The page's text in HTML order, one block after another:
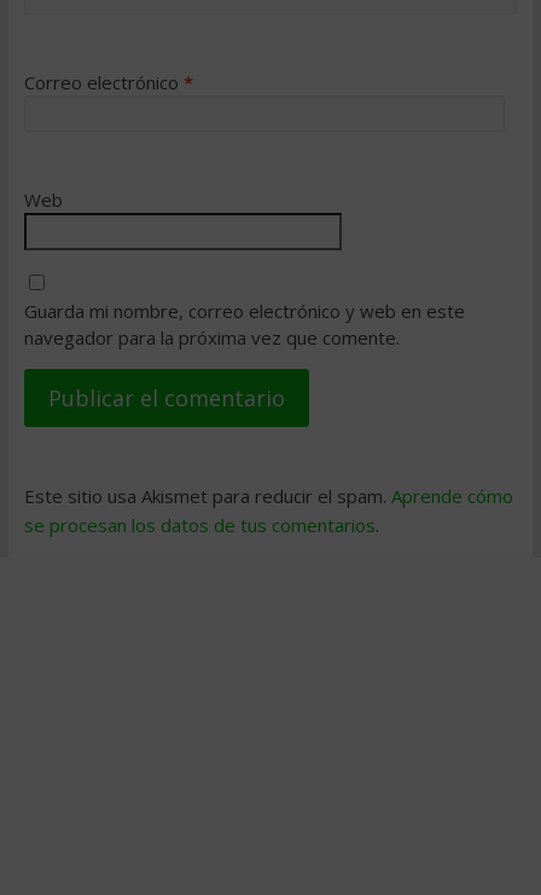
Correo electrónico *
Web
Guarda mi nombre, correo electrónico y web en este
navegador para la próxima vez que comente.
Este sitio usa Akismet para reducir el spam. Aprende cómo
se procesan los datos de tus comentarios.